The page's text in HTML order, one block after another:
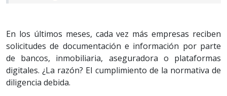
En los últimos meses, cada vez más empresas reciben
solicitudes de documentación e información por parte
de bancos, inmobiliaria, aseguradora o plataformas
digitales. ¿La razón? El cumplimiento de la normativa de
diligencia debida.